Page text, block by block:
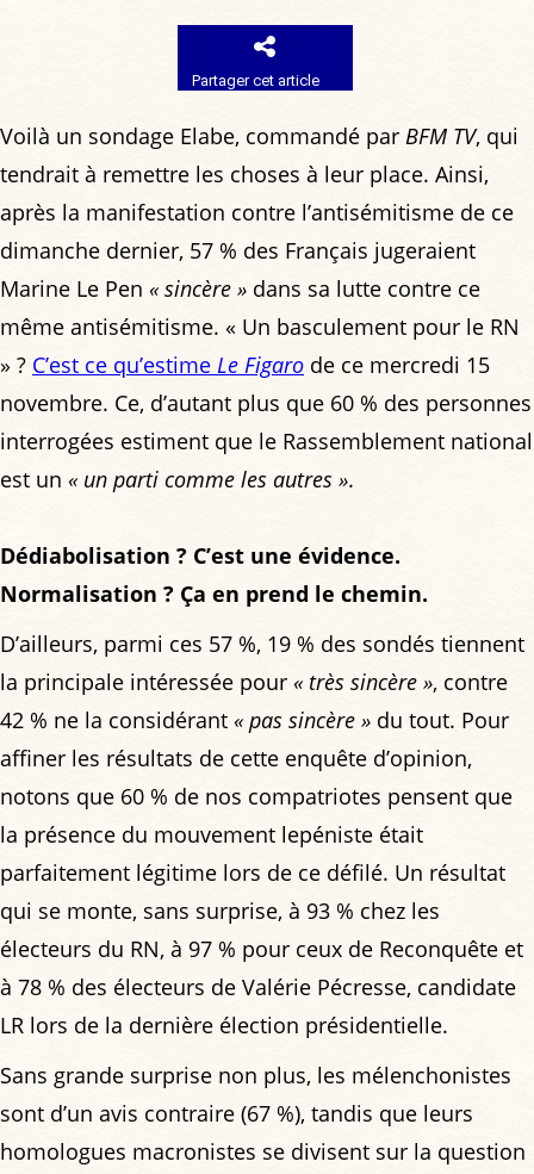
Partager cet article
Voilà un sondage Elabe, commandé par BFM TV, qui
tendrait à remettre les choses à leur place. Ainsi,
après la manifestation contre l’antisémitisme de ce
dimanche dernier, 57 % des Français jugeraient
Marine Le Pen « sincère » dans sa lutte contre ce
même antisémitisme. « Un basculement pour le RN
» ? C’est ce qu’estime Le Figaro de ce mercredi 15
novembre. Ce, d’autant plus que 60 % des personnes
interrogées estiment que le Rassemblement national
est un « un parti comme les autres ».
Dédiabolisation ? C’est une évidence.
Normalisation ? Ça en prend le chemin.
D’ailleurs, parmi ces 57 %, 19 % des sondés tiennent
la principale intéressée pour « très sincère », contre
42 % ne la considérant « pas sincère » du tout. Pour
affiner les résultats de cette enquête d’opinion,
notons que 60 % de nos compatriotes pensent que
la présence du mouvement lepéniste était
parfaitement légitime lors de ce défilé. Un résultat
qui se monte, sans surprise, à 93 % chez les
électeurs du RN, à 97 % pour ceux de Reconquête et
à 78 % des électeurs de Valérie Pécresse, candidate
LR lors de la dernière élection présidentielle.
Sans grande surprise non plus, les mélenchonistes
sont d’un avis contraire (67 %), tandis que leurs
homologues macronistes se divisent sur la question